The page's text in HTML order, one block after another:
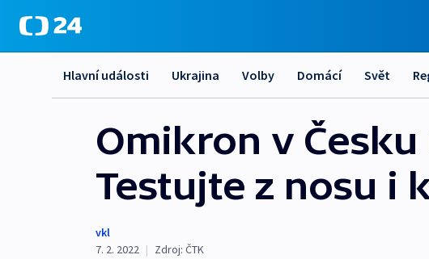
Hlavní události Ukrajina Volby Domácí Svět
Omikron v
Testujte z nosu i
vkl
7. 2. 2022 | Zdroj: ČTK